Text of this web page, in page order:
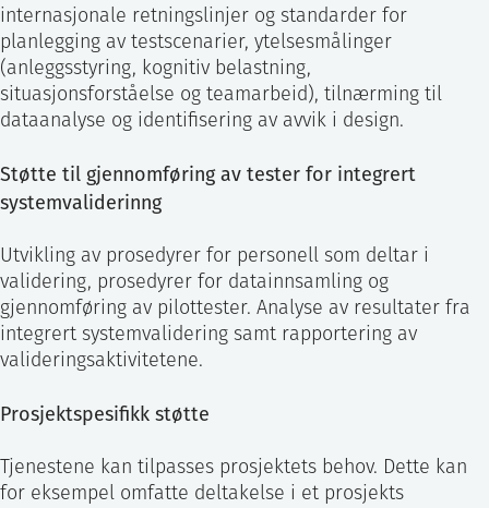
internasjonale retningslinjer og standarder for
planlegging av testscenarier, ytelsesmålinger
(anleggsstyring, kognitiv belastning,
situasjonsforståelse og teamarbeid), tilnærming til
dataanalyse og identifisering av avvik i design.
Støtte til gjennomføring av tester for integrert
systemvaliderinng
Utvikling av prosedyrer for personell som deltar i
validering, prosedyrer for datainnsamling og
gjennomføring av pilottester. Analyse av resultater fra
integrert systemvalidering samt rapportering av
valideringsaktivitetene.
Prosjektspesifikk støtte
Tjenestene kan tilpasses prosjektets behov. Dette kan
for eksempel omfatte deltakelse i et prosjekts